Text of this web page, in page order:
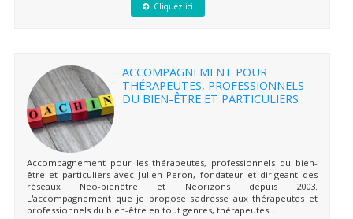
Cliquez ici
ACCOMPAGNEMENT POUR
THÉRAPEUTES, PROFESSIONNELS
DU BIEN-ÊTRE ET PARTICULIERS
Accompagnement pour les thérapeutes, professionnels du bien-
être et particuliers avec Julien Peron, fondateur et dirigeant des
réseaux Neo-bienêtre et Neorizons depuis 2003.
L'accompagnement que je propose s'adresse aux thérapeutes et
professionnels du bien-être en tout genres, thérapeutes...